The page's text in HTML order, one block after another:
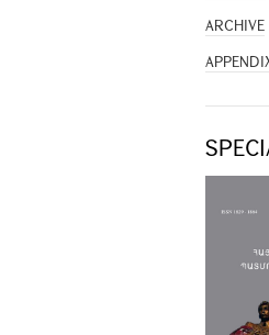
ARCHIVE